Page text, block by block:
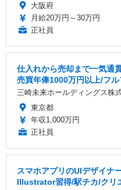
大阪府
月給20万円～30万円
正社員
仕入れから売却まで一気通
売買年俸1000万円以上/フ
三崎未来ホールディングス株
東京都
年収1,000万円
正社員
スマホアプリのUIデザイナ
Illustrator習得/駅チカ/クリ